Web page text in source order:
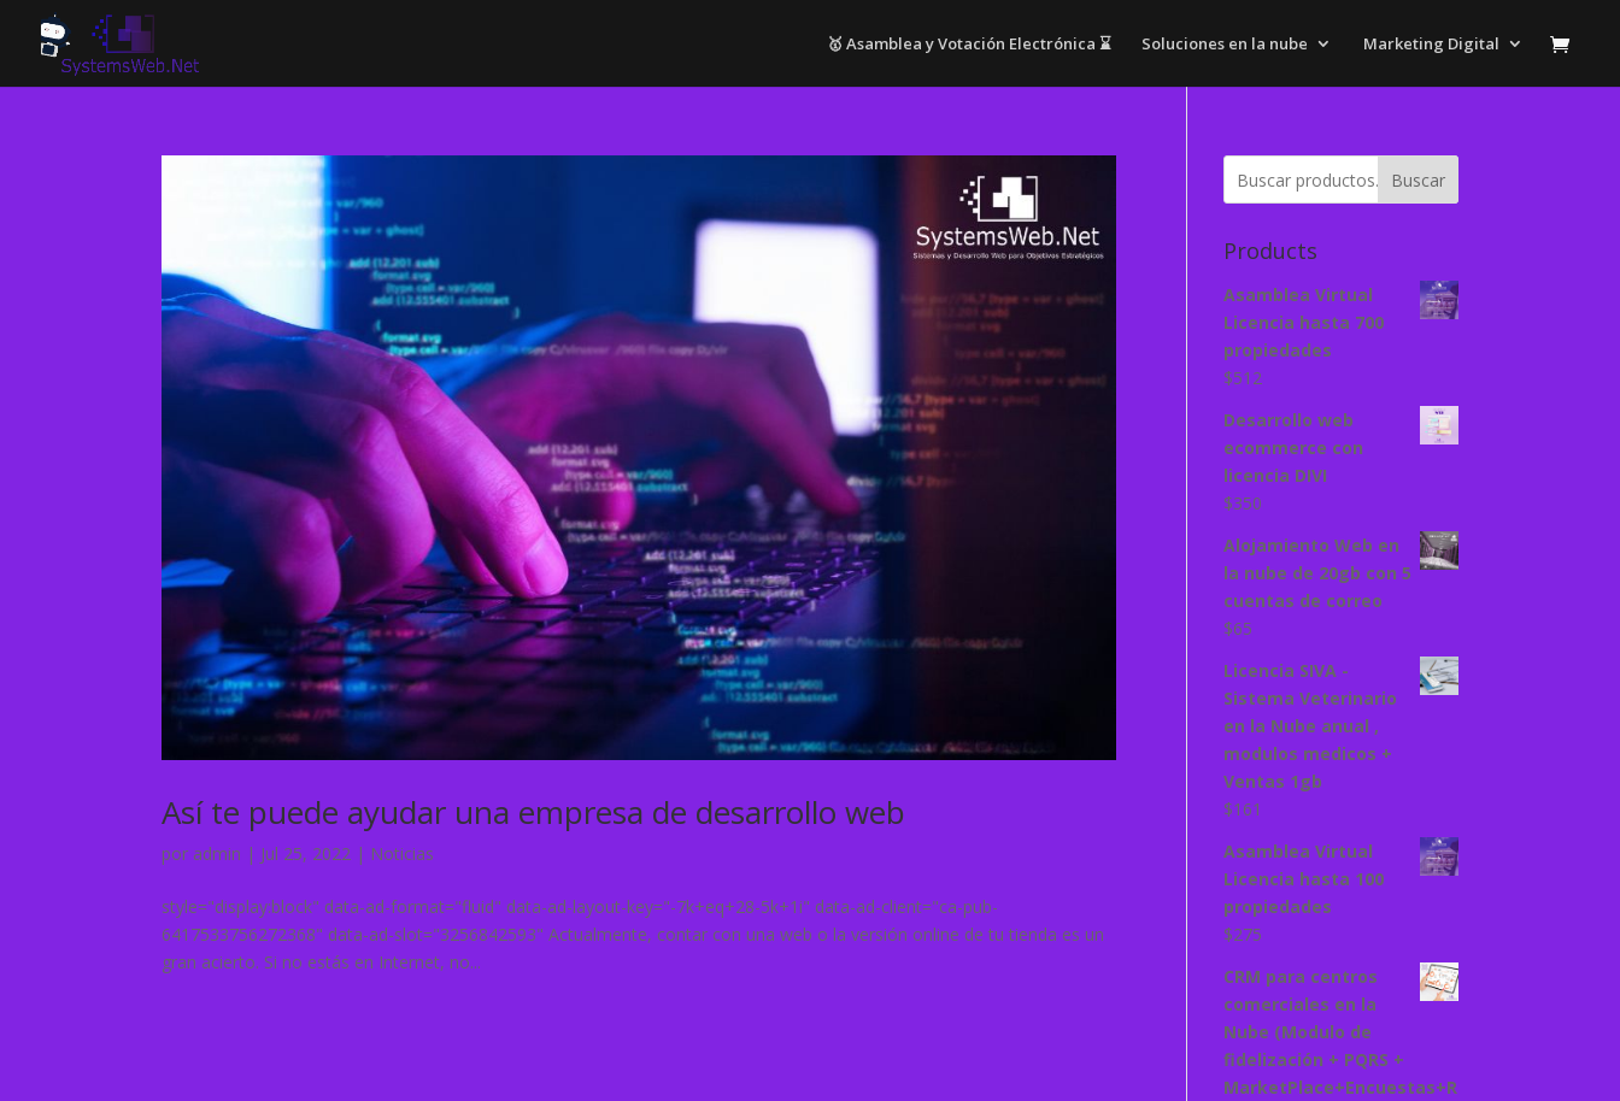
🥇 Asamblea y Votación Electrónica ⌛ Soluciones en la nube Marketing Digital
Así te puede ayudar una empresa de desarrollo web
por admin | Jul 25, 2022 | Noticias
style="display:block" data-ad-format="fluid" data-ad-layout-key="-7k+eq+28-5k+1i" data-ad-client="ca-pub-
6417533756272368" data-ad-slot="3256842593" Actualmente, contar con una web o la versión online de tu tienda es un
gran acierto. Si no estás en Internet, no...
Buscar
Products
Asamblea Virtual
Licencia hasta 700
propiedades
$512
Desarrollo web
ecommerce con
licencia DIVI
$350
Alojamiento Web en
la nube de 20gb con 5
cuentas de correo
$65
Licencia SIVA -
Sistema Veterinario
en la Nube anual ,
modulos medicos +
Ventas 1gb
$161
Asamblea Virtual
Licencia hasta 100
propiedades
$275
CRM para centros
comerciales en la
Nube (Modulo de
fidelización + PQRS +
MarketPlace+Encuestas+R